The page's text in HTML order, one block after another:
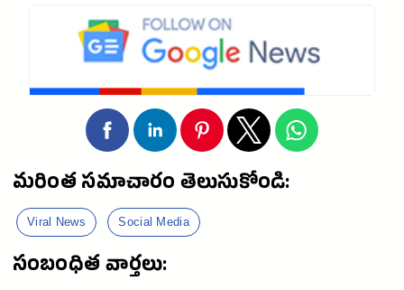
మరింత సమాచారం తెలుసుకోండి:
Viral News Social Media
సంబంధిత వార్తలు: